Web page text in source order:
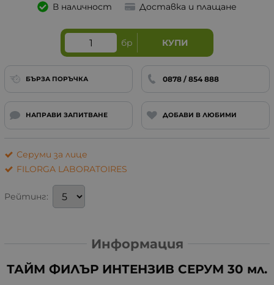
В наличност Доставка и плащане
бр КУПИ
БЪРЗА ПОРЪЧКА 0878 / 854 888
НАПРАВИ ЗАПИТВАНЕ ДОБАВИ В ЛЮБИМИ
Серуми за лице
FILORGA LABORATOIRES
Рейтинг:
Информация
ТАЙМ ФИЛЪР ИНТЕНЗИВ СЕРУМ 30 мл.